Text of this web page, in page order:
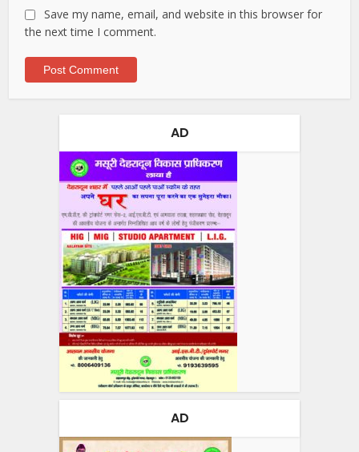
Save my name, email, and website in this browser for
the next time I comment.
AD
AD